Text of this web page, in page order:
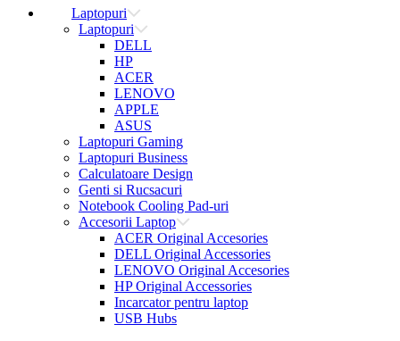
Laptopuri
Laptopuri
DELL
HP
ACER
LENOVO
APPLE
ASUS
Laptopuri Gaming
Laptopuri Business
Calculatoare Design
Genti si Rucsacuri
Notebook Cooling Pad-uri
Accesorii Laptop
ACER Original Accesories
DELL Original Accessories
LENOVO Original Accesories
HP Original Accessories
Incarcator pentru laptop
USB Hubs